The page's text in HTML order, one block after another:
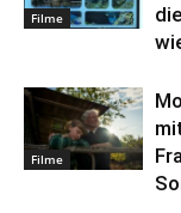
Filme
Filme